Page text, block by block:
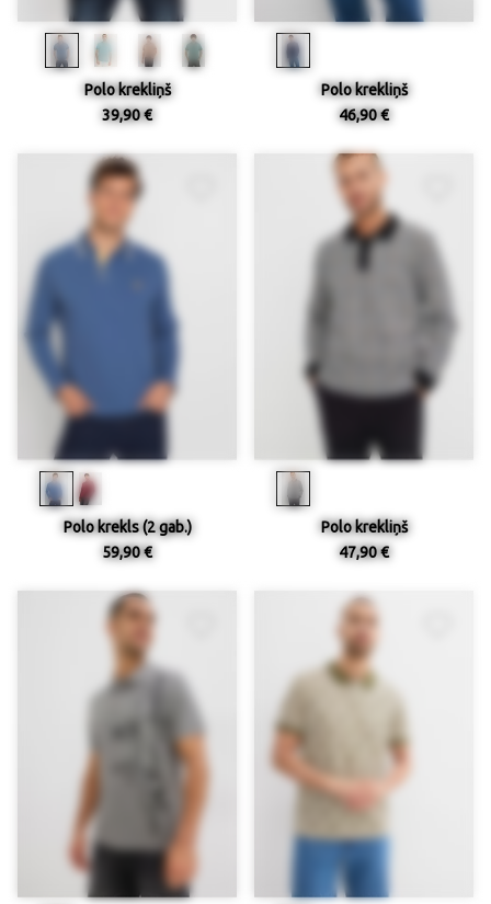
Polo krekliņš
39,90 €
Polo krekliņš
46,90 €
Polo krekls (2 gab.)
59,90 €
Polo krekliņš
47,90 €